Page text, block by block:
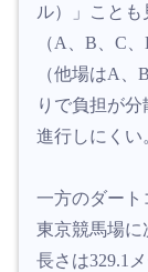
ル）」こと
（A、B、C
（他場はA
りで負担が
進行しにくい
一方のダート
東京競馬場に
長さは329.1